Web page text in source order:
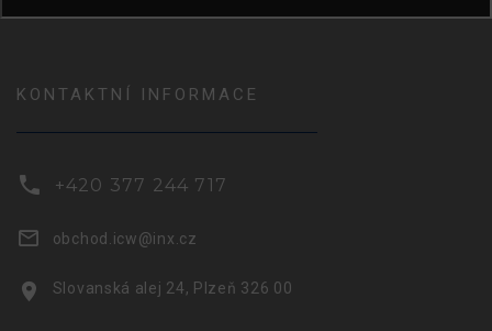
KONTAKTNÍ INFORMACE
+420 377 244 717
obchod.icw@inx.cz
Slovanská alej 24, Plzeň 326 00